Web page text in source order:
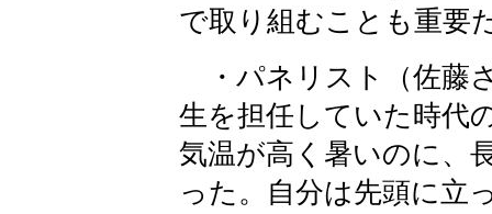
で取り組むことも重要
・パネリスト（佐藤
生を担任していた時代
気温が高く暑いのに、
った。自分は先頭に立